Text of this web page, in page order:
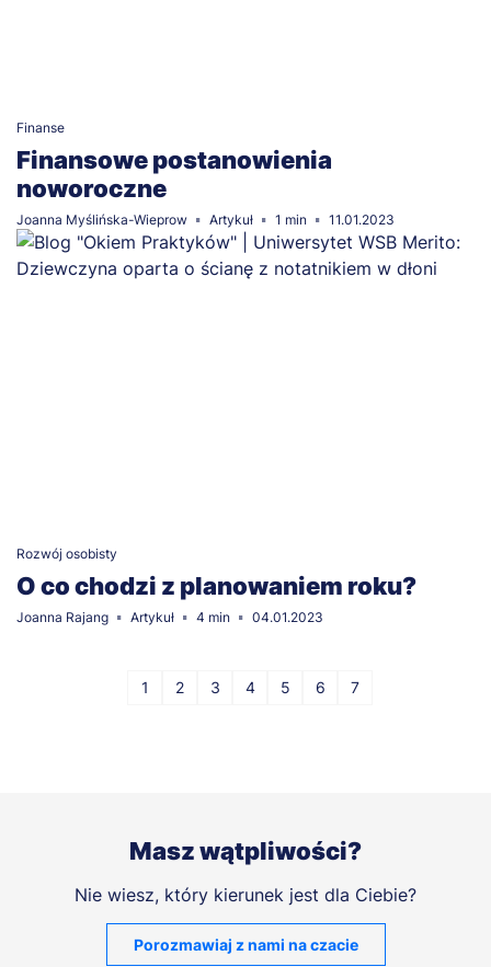
Finanse
Finansowe postanowienia
noworoczne
Joanna Myślińska-Wieprow Artykuł 1 min 11.01.2023
Rozwój osobisty
O co chodzi z planowaniem roku?
Joanna Rajang Artykuł 4 min 04.01.2023
Stronicowanie
Poprzednia
Strona
1
Strona
2
Strona
3
Strona
4
Strona
5
Strona
6
Strona
7
Masz wątpliwości?
Nie wiesz, który kierunek jest dla Ciebie?
Porozmawiaj z nami na czacie